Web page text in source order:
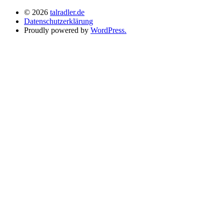
© 2026 talradler.de
Datenschutzerklärung
Proudly powered by WordPress.